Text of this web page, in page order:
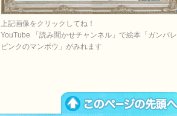
上記画像をクリックしてね！
YouTube 「読み聞かせチャンネル」で絵本「ガンバレ
ピンクのマンボウ」がみれます